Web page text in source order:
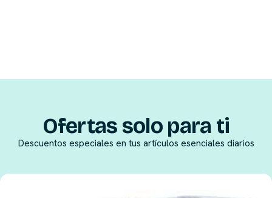
Ofertas solo para ti
Descuentos especiales en tus artículos esenciales diarios